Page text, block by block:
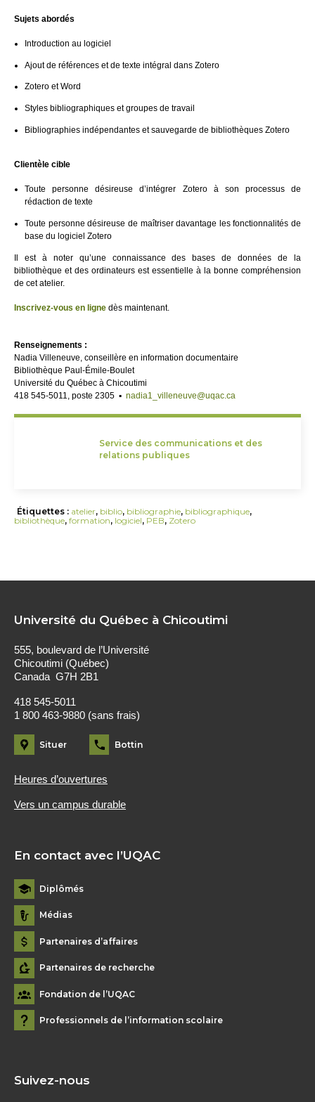
Sujets abordés
Introduction au logiciel
Ajout de références et de texte intégral dans Zotero
Zotero et Word
Styles bibliographiques et groupes de travail
Bibliographies indépendantes et sauvegarde de bibliothèques Zotero
Clientèle cible
Toute personne désireuse d’intégrer Zotero à son processus de
rédaction de texte
Toute personne désireuse de maîtriser davantage les fonctionnalités de
base du logiciel Zotero
Il est à noter qu’une connaissance des bases de données de la
bibliothèque et des ordinateurs est essentielle à la bonne compréhension
de cet atelier.
Inscrivez-vous en ligne dès maintenant.
Renseignements :
Nadia Villeneuve, conseillère en information documentaire
Bibliothèque Paul-Émile-Boulet
Université du Québec à Chicoutimi
418 545-5011, poste 2305 ▪ nadia1_villeneuve@uqac.ca
Service des communications et des
relations publiques
Étiquettes : atelier, biblio, bibliographie, bibliographique,
bibliothèque, formation, logiciel, PEB, Zotero
Université du Québec à Chicoutimi
555, boulevard de l’Université
Chicoutimi (Québec)
Canada G7H 2B1
418 545-5011
1 800 463-9880 (sans frais)
Situer Bottin
Heures d’ouvertures
Vers un campus durable
En contact avec l’UQAC
Diplômés
Médias
Partenaires d’affaires
Partenaires de recherche
Fondation de l’UQAC
Professionnels de l’information scolaire
Suivez-nous